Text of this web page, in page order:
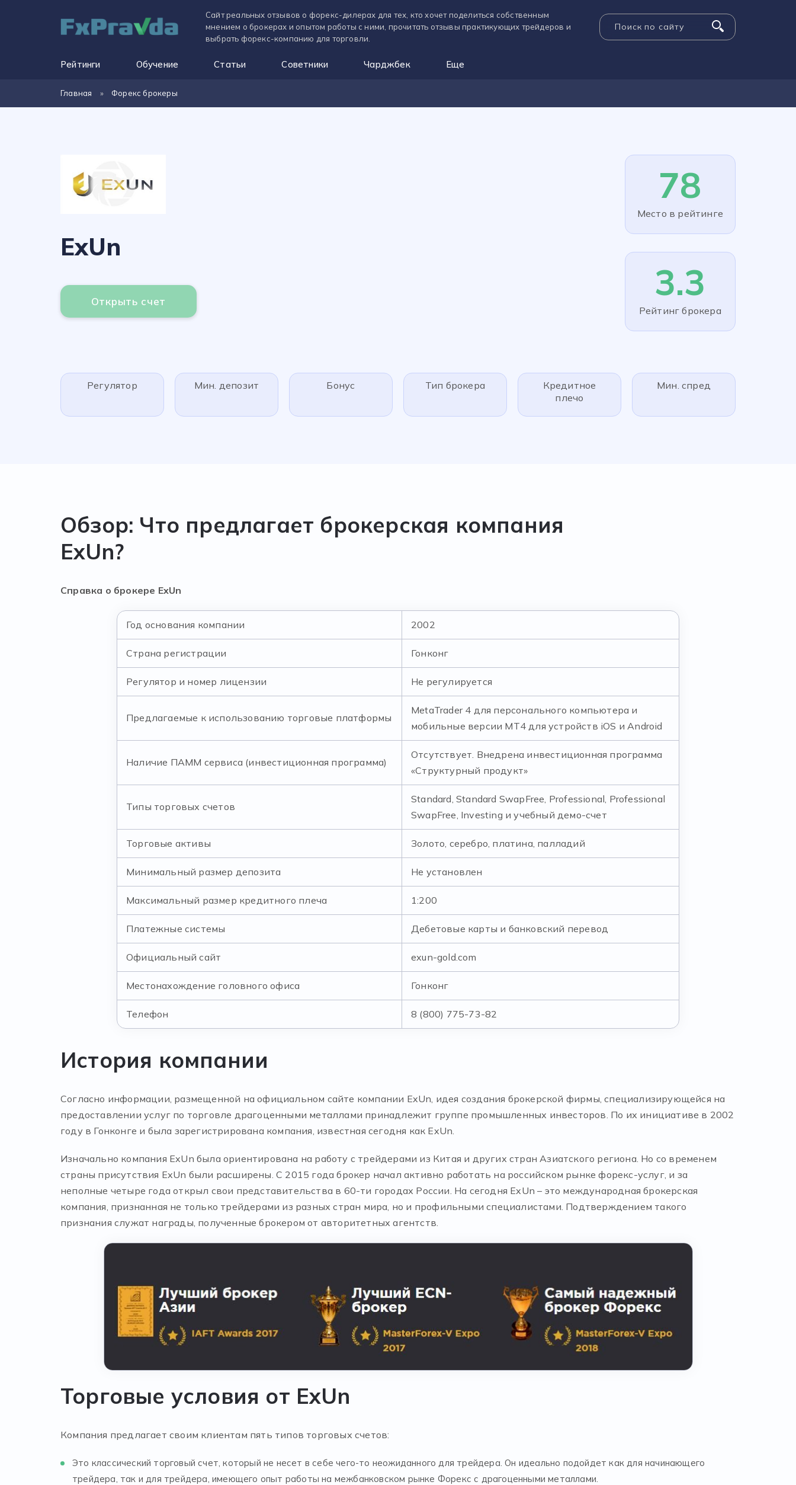
Сайт реальных отзывов о форекс-дилерах для тех, кто хочет поделиться собственным
мнением о брокерах и опытом работы с ними, прочитать отзывы практикующих трейдеров и
выбрать форекс-компанию для торговли.
Рейтинги Обучение Статьи Советники Чарджбек Еще
Главная » Форекс брокеры
ExUn
Открыть счет
78
Место в рейтинге
3.3
Рейтинг брокера
Регулятор Мин. депозит Бонус Тип брокера
Кредитное
плечо
Мин. спред
Обзор: Что предлагает брокерская компания
ExUn?
Справка о брокере ExUn
Год основания компании 2002
Страна регистрации Гонконг
Регулятор и номер лицензии Не регулируется
Предлагаемые к использованию торговые платформы
MetaTrader 4 для персонального компьютера и
мобильные версии МТ4 для устройств iOS и Android
Наличие ПАММ сервиса (инвестиционная программа)
Отсутствует. Внедрена инвестиционная программа
«Структурный продукт»
Типы торговых счетов
Standard, Standard SwapFree, Professional, Professional
SwapFree, Investing и учебный демо-счет
Торговые активы Золото, серебро, платина, палладий
Минимальный размер депозита Не установлен
Максимальный размер кредитного плеча 1:200
Платежные системы Дебетовые карты и банковский перевод
Официальный сайт exun-gold.com
Местонахождение головного офиса Гонконг
Телефон 8 (800) 775-73-82
История компании
Согласно информации, размещенной на официальном сайте компании ExUn, идея создания брокерской фирмы, специализирующейся на
предоставлении услуг по торговле драгоценными металлами принадлежит группе промышленных инвесторов. По их инициативе в 2002
году в Гонконге и была зарегистрирована компания, известная сегодня как ExUn.
Изначально компания ExUn была ориентирована на работу с трейдерами из Китая и других стран Азиатского региона. Но со временем
страны присутствия ExUn были расширены. С 2015 года брокер начал активно работать на российском рынке форекс-услуг, и за
неполные четыре года открыл свои представительства в 60-ти городах России. На сегодня ExUn – это международная брокерская
компания, признанная не только трейдерами из разных стран мира, но и профильными специалистами. Подтверждением такого
признания служат награды, полученные брокером от авторитетных агентств.
Торговые условия от ExUn
Компания предлагает своим клиентам пять типов торговых счетов:
Это классический торговый счет, который не несет в себе чего-то неожиданного для трейдера. Он идеально подойдет как для начинающего
трейдера, так и для трейдера, имеющего опыт работы на межбанковском рынке Форекс с драгоценными металлами.